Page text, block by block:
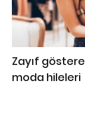
Zayıf
moda hileleri